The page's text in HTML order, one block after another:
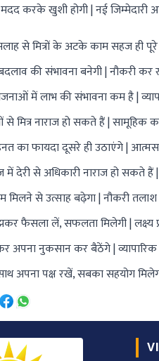
करके खुशी होगी | नई
से मित्रों के अटके काम सहज ही पूरे
की संभावना बनेगी | नौकरी कर
में लाभ की संभावना कम है |
से मित्र नाराज हो सकते हैं |
का फायदा दूसरे ही उठाएंगे |
देरी से अधिकारी नाराज हो सकते
मिलने से उत्साह बढ़ेगा | नौकरी
फैसला लें, सफलता मिलेगी | लक्ष्य
नुकसान कर बैठेंगे | व्यापारिक
अपना पक्ष रखें, सबका सहयोग